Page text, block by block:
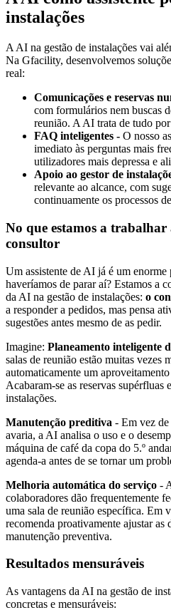
instalações
A AI na gestão de instalações vai
Na Gfacility, desenvolvemos
real:
Comunicações e reservas
com formulários nem buscas
reunião. A AI trata de tudo
FAQ inteligentes - O nosso
imediato às perguntas mais
utilizadores mais depressa e
Apoio ao gestor de
relevante ao alcance, com
continuamente os processos
No que estamos a trabalhar
consultor
Um assistente de AI já é um
haveríamos de parar aí? Estamos a
da AI na gestão de instalações: o
a responder a pedidos, mas pensa
sugestões antes mesmo de as pedir.
Imagine: Planeamento inteligente
salas de reunião estão muitas vezes
automaticamente um
Acabaram-se as reservas supérfluas
instalações.
Manutenção preditiva - Em vez de
avaria, a AI analisa o uso e o
máquina de café da copa do 5.º
agenda-a antes de se tornar um
Melhoria automática do serviço -
colaboradores dão frequentemente
uma sala de reunião específica. Em
recomenda proativamente ajustar as
manutenção preventiva.
Resultados mensuráveis
As vantagens da AI na gestão de
concretas e mensuráveis: